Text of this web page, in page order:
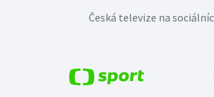
Česká televize na